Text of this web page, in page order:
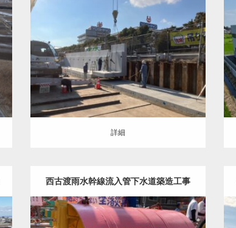
事
土木・建築（ALL） 橋梁
詳細
詳細
西古渡雨水幹線流入管下水道築造工事